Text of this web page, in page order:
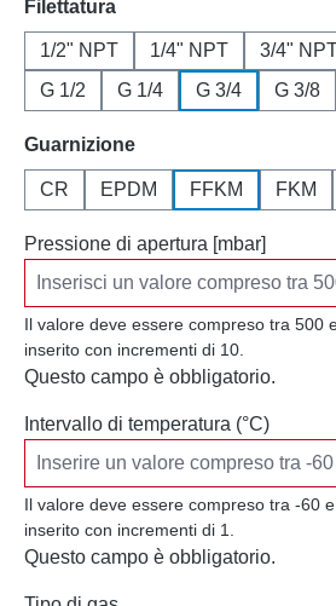
Seleziona
Filettatura
1/2" NPT 1/4" NPT 3/4"
G 1/2
G 1/4 G 3/4 G 3/8
Seleziona
Guarnizione
CR EPDM FFKM FKM
Pressione di apertura [mbar]
Il valore deve essere compreso tra 500
inserito con incrementi di 10.
Questo campo è obbligatorio.
Intervallo di temperatura (°C)
Il valore deve essere compreso tra -60
inserito con incrementi di 1.
Questo campo è obbligatorio.